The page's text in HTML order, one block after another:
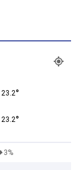
23.2°
23.2°
3%